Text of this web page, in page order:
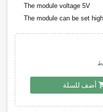
The module voltage 5V
The module can be set
أضف للسلة